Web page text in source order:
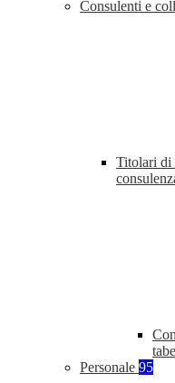
Consulenti e
Titolari di
Personale 95